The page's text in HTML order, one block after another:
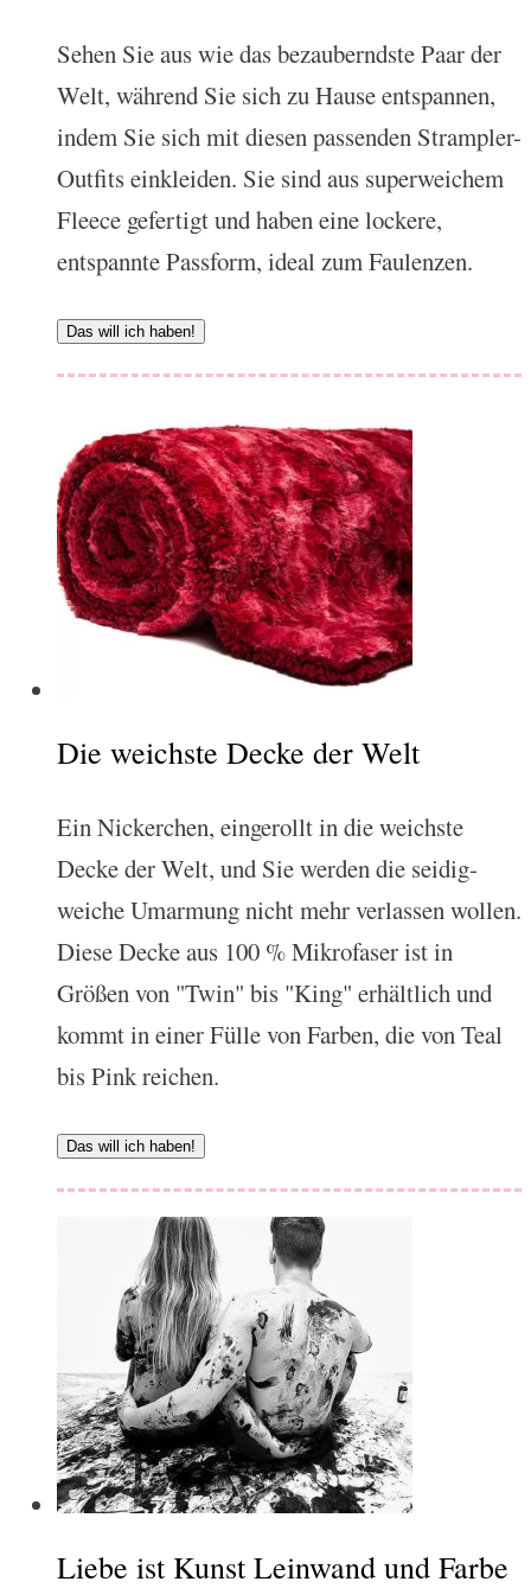
Sehen Sie aus wie das bezauberndste Paar der
Welt, während Sie sich zu Hause entspannen,
indem Sie sich mit diesen passenden Strampler-
Outfits einkleiden. Sie sind aus superweichem
Fleece gefertigt und haben eine lockere,
entspannte Passform, ideal zum Faulenzen.
Das will ich haben!
Die weichste Decke der Welt
Ein Nickerchen, eingerollt in die weichste
Decke der Welt, und Sie werden die seidig-
weiche Umarmung nicht mehr verlassen wollen.
Diese Decke aus 100 % Mikrofaser ist in
Größen von "Twin" bis "King" erhältlich und
kommt in einer Fülle von Farben, die von Teal
bis Pink reichen.
Das will ich haben!
Liebe ist Kunst Leinwand und Farbe